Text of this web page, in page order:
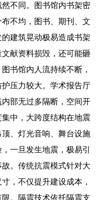
不同。图书馆内书架密
不均，图书、期刊、文
建筑晃动极易造成书架
献资料损毁，还可能砸
书馆内人流持续不断，
压力较大。学术报告厅
部无过多隔断，空间开
中，大跨度结构在地震
、灯光音响、舞台设施
一旦发生地震，极易引
。传统抗震模式针对大
，不仅提升建设成本，
。隔震技术依托隔震支